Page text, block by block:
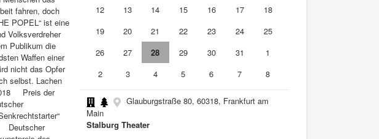
fahren, doch
POPEL“ ist eine
Volksverdreher
Publikum die
Waffen einer
nicht das Opfer
selbst. Lachen
Preis der
Deutscher
12
13 14 15 16 17
18
19
20 21 22 23 24
25
26
27 28 29 30 31
1
2
3 4 5 6 7 8
Glauburgstraße 80, 60318, Frankfurt am
Main
Stalburg Theater